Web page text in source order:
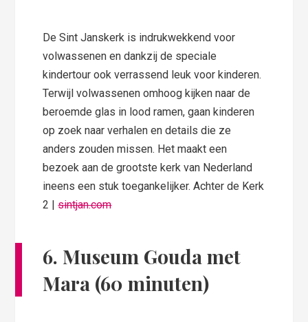
De Sint Janskerk is indrukwekkend voor
volwassenen en dankzij de speciale
kindertour ook verrassend leuk voor kinderen.
Terwijl volwassenen omhoog kijken naar de
beroemde glas in lood ramen, gaan kinderen
op zoek naar verhalen en details die ze
anders zouden missen. Het maakt een
bezoek aan de grootste kerk van Nederland
ineens een stuk toegankelijker. Achter de Kerk
2 |sintjan.com
6. Museum Gouda met
Mara (60 minuten)